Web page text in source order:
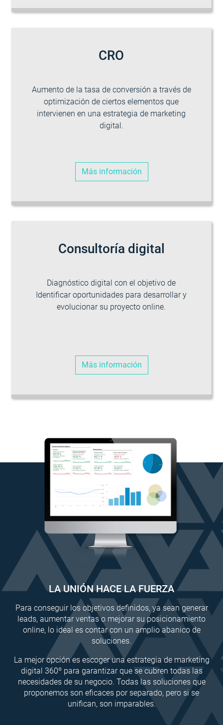
CRO
Aumento de la tasa de conversión a través de
optimización de ciertos elementos que
intervienen en una estrategia de marketing
digital.
Más información
Consultoría digital
Diagnóstico digital con el objetivo de
Identificar oportunidades para desarrollar y
evolucionar su proyecto online.
Más información
LA UNIÓN HACE LA FUERZA
Para conseguir los objetivos definidos, ya sean generar
leads, aumentar ventas o mejorar su posicionamiento
online, lo ideal es contar con un amplio abanico de
soluciones.
La mejor opción es escoger una estrategia de marketing
digital 360º para garantizar que se cubren todas las
necesidades de su negocio. Todas las soluciones que
proponemos son eficaces por separado, pero si se
unifican, son imparables.